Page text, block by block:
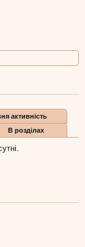
активність
В розділах